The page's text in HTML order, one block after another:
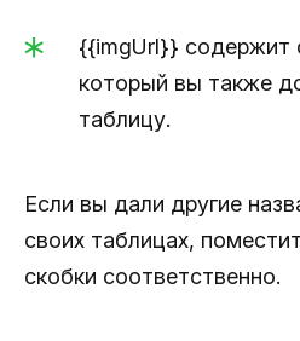
{{imgUrl}} содержит
который вы также
таблицу.
Если вы дали другие
своих таблицах,
скобки соответственно.